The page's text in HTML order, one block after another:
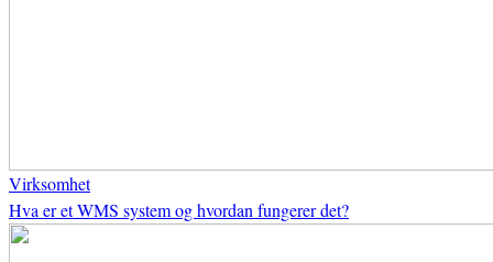
Virksomhet
Hva er et WMS system og hvordan fungerer det?